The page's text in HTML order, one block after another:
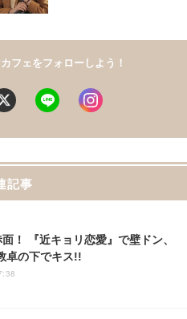
フェをフォローしよう！
記事
！ 『近キョリ恋愛』で壁ドン、
卓の下でキス!!